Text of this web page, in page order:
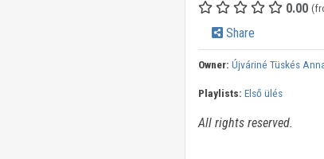
0.00
Share
Owner: Újváriné Tüskés
Playlists: Első ülés
All rights reserved.